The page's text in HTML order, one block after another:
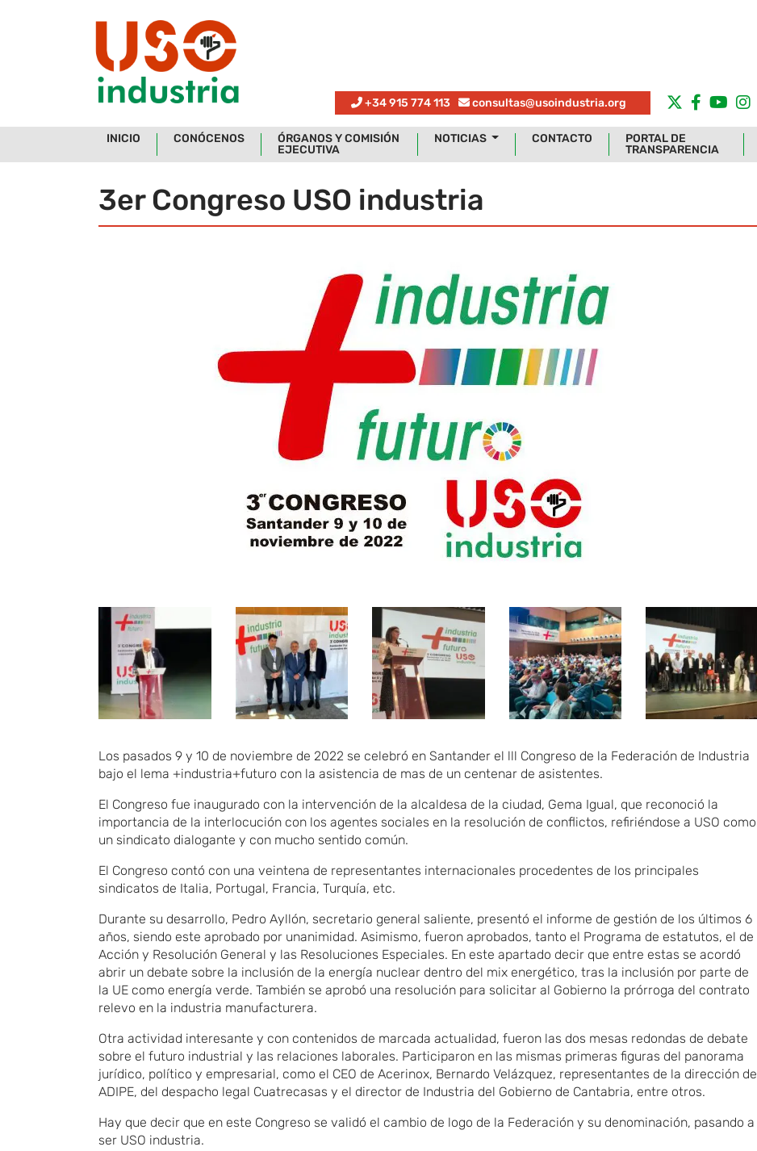
+34 915 774 113 consultas@usoindustria.org
INICIO CONÓCENOS
ÓRGANOS Y COMISIÓN
EJECUTIVA
NOTICIAS CONTACTO
PORTAL DE
TRANSPARENCIA
3er Congreso USO industria
Los pasados 9 y 10 de noviembre de 2022 se celebró en Santander el lll Congreso de la Federación de Industria
bajo el lema +industria+futuro con la asistencia de mas de un centenar de asistentes.
El Congreso fue inaugurado con la intervención de la alcaldesa de la ciudad, Gema Igual, que reconoció la
importancia de la interlocución con los agentes sociales en la resolución de conflictos, refiriéndose a USO como
un sindicato dialogante y con mucho sentido común.
El Congreso contó con una veintena de representantes internacionales procedentes de los principales
sindicatos de Italia, Portugal, Francia, Turquía, etc.
Durante su desarrollo, Pedro Ayllón, secretario general saliente, presentó el informe de gestión de los últimos 6
años, siendo este aprobado por unanimidad. Asimismo, fueron aprobados, tanto el Programa de estatutos, el de
Acción y Resolución General y las Resoluciones Especiales. En este apartado decir que entre estas se acordó
abrir un debate sobre la inclusión de la energía nuclear dentro del mix energético, tras la inclusión por parte de
la UE como energía verde. También se aprobó una resolución para solicitar al Gobierno la prórroga del contrato
relevo en la industria manufacturera.
Otra actividad interesante y con contenidos de marcada actualidad, fueron las dos mesas redondas de debate
sobre el futuro industrial y las relaciones laborales. Participaron en las mismas primeras figuras del panorama
jurídico, político y empresarial, como el CEO de Acerinox, Bernardo Velázquez, representantes de la dirección de
ADIPE, del despacho legal Cuatrecasas y el director de Industria del Gobierno de Cantabria, entre otros.
Hay que decir que en este Congreso se validó el cambio de logo de la Federación y su denominación, pasando a
ser USO industria.